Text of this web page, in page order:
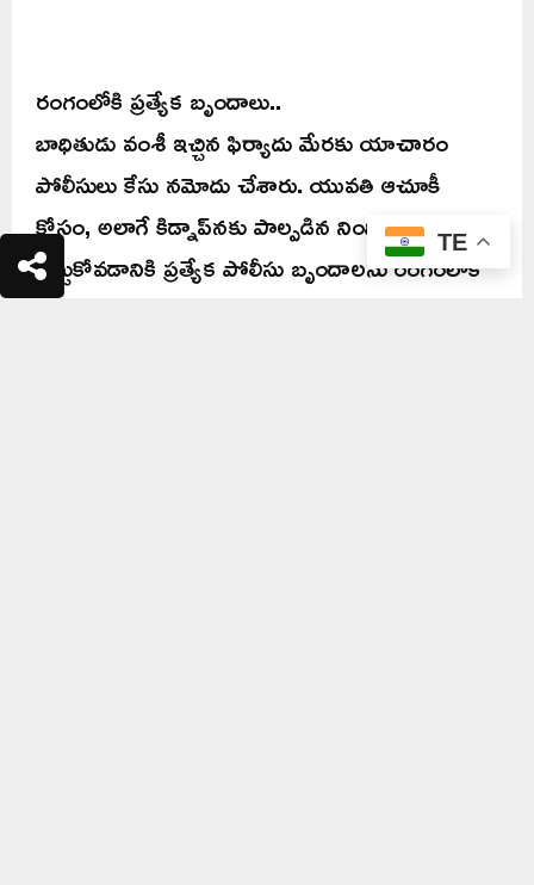
రంగంలోకి ప్రత్యేక బృందాలు..
బాధితుడు వంశీ ఇచ్చిన ఫిర్యాదు మేరకు యాచారం
పోలీసులు కేసు నమోదు చేశారు. యువతి ఆచూకీ
కోసం, అలాగే కిడ్నాప్‌నకు పాల్పడిన నిందితులను
పట్టుకోవడానికి ప్రత్యేక పోలీసు బృందాలను రంగంలోకి
దించినట్లు సమాచారం. కుల వివక్ష కోణంతో పాటు అన్ని
TE